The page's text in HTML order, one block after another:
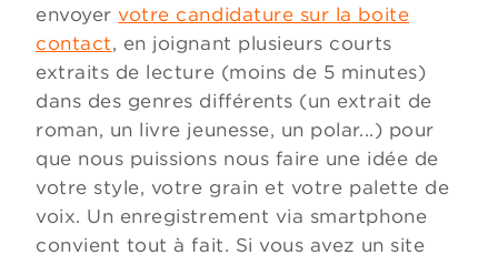
envoyervotre candidature sur la boite
contact, en joignant plusieurs courts
extraits de lecture (moins de 5 minutes)
dans des genres différents (un extrait de
roman, un livre jeunesse, un polar...) pour
que nous puissions nous faire une idée de
votre style, votre grain et votre palette de
voix. Un enregistrement via smartphone
convient tout à fait. Si vous avez un site